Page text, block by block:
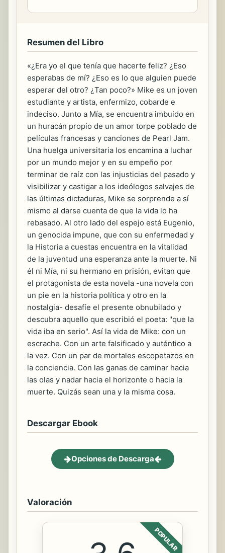
Resumen del Libro
«¿Era yo el que tenía que hacerte feliz? ¿Eso
esperabas de mí? ¿Eso es lo que alguien puede
esperar del otro? ¿Tan poco?» Mike es un joven
estudiante y artista, enfermizo, cobarde e
indeciso. Junto a Mía, se encuentra imbuido en
un huracán propio de un amor torpe poblado de
películas francesas y canciones de Pearl Jam.
Una huelga universitaria los encamina a luchar
por un mundo mejor y en su empeño por
terminar de raíz con las injusticias del pasado y
visibilizar y castigar a los ideólogos salvajes de
las últimas dictaduras, Mike se sorprende a sí
mismo al darse cuenta de que la vida lo ha
rebasado. Al otro lado del espejo está Eugenio,
un genocida impune, que con su enfermedad y
la Historia a cuestas encuentra en la vitalidad
de la juventud una esperanza ante la muerte. Ni
él ni Mía, ni su hermano en prisión, evitan que
el protagonista de esta novela -una novela con
un pie en la historia política y otro en la
nostalgia- desafíe el presente obnubilado y
descubra aquello que escribió el poeta: "que la
vida iba en serio". Así la vida de Mike: con un
escrache. Con un arte falsificado y auténtico a
la vez. Con un par de mortales escopetazos en
la conciencia. Con las ganas de caminar hacia
las olas y nadar hacia el horizonte o hacia la
muerte. Quizás sean una y la misma cosa.
Descargar Ebook
Opciones de Descarga
Valoración
POPULAR